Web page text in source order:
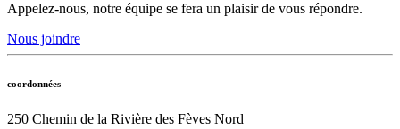
Appelez-nous, notre équipe se fera un plaisir de vous répondre.
Nous joindre
coordonnées
250 Chemin de la Rivière des Fèves Nord